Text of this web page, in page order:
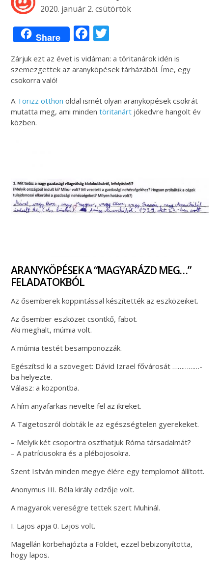
2020. január 2. csütörtök
Share Facebook
Zárjuk ezt az évet is vidáman: a töritanárok idén is
szemezgettek az aranyköpések tárházából. Íme, egy
csokorra való!
A Törizz otthon oldal ismét olyan aranyköpések csokrát
mutatta meg, ami mindentöritanárt jókedvre hangolt év
közben.
ARANYKÖPÉSEK A “MAGYARÁZD MEG…”
FELADATOKBÓL
Az ősemberek koppintással készítették az eszközeiket.
Az ősember eszközei: csontkő, fabot.
Aki meghalt, múmia volt.
A múmia testét besamponozzák.
Egészítsd ki a szöveget: Dávid Izrael fővárosát ……………-
ba helyezte.
Válasz: a központba.
A hím anyafarkas nevelte fel az ikreket.
A Taigetoszról dobták le az egészségtelen gyerekeket.
– Melyik két csoportra oszthatjuk Róma társadalmát?
– A patríciusokra és a plébojosokra.
Szent István minden megye élére egy templomot állított.
Anonymus III. Béla király edzője volt.
A magyarok vereségre tettek szert Muhinál.
I. Lajos apja 0. Lajos volt.
Magellán körbehajózta a Földet, ezzel bebizonyította,
hogy lapos.